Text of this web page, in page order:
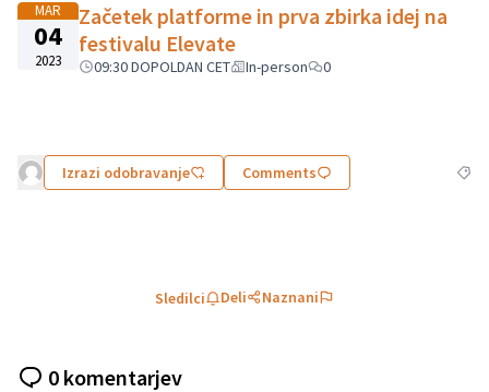
MAR
04
2023
Začetek platforme in prva zbirka idej na
festivalu Elevate
09:30 DOPOLDAN CET In-person 0
Izrazi odobravanje Comments
Sledilci Deli Naznani
0 komentarjev